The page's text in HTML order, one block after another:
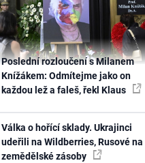
Poslední rozloučení s Milanem
Knížákem: Odmítejme jako on
každou lež a faleš, řekl Klaus
Válka o hořící sklady. Ukrajinci
udeřili na Wildberries, Rusové na
zemědělské zásoby